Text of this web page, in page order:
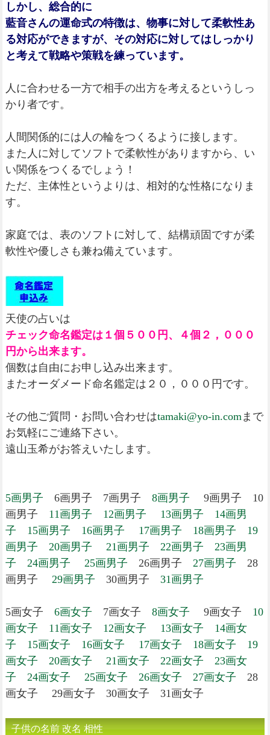
しかし、総合的に
藍音さんの運命式の特徴は、物事に対して柔軟性あ
る対応ができますが、その対応に対してはしっかり
と考えて戦略や策戦を練っています。
人に合わせる一方で相手の出方を考えるというしっ
かり者です。
人間関係的には人の輪をつくるように接します。
また人に対してソフトで柔軟性がありますから、い
い関係をつくるでしょう！
ただ、主体性というよりは、相対的な性格になりま
す。
家庭では、表のソフトに対して、結構頑固ですが柔
軟性や優しさも兼ね備えています。
天使の占いは
チェック命名鑑定は１個５００円、４個２，０００
円から出来ます。
個数は自由にお申し込み出来ます。
またオーダメード命名鑑定は２０，０００円です。
その他ご質問・お問い合わせはtamaki@yo-in.comまで
お気軽にご連絡下さい。
遠山玉希がお答えいたします。
5画男子 6画男子 7画男子 8画男子 9画男子 10
画男子 11画男子 12画男子 13画男子
14画男
子
15画男子 16画男子 17画男子 18画男子
19
画男子
20画男子 21画男子 22画男子
23画男
子
24画男子 25画男子 26画男子 27画男子 28
画男子 29画男子 30画男子 31画男子
5画女子 6画女子 7画女子 8画女子 9画女子 10
画女子
11画女子 12画女子 13画女子
14画女
子
15画女子 16画女子 17画女子 18画女子
19
画女子
20画女子 21画女子 22画女子
23画女
子
24画女子 25画女子 26画女子 27画女子 28
画女子 29画女子 30画女子 31画女子
子供の名前 改名 相性